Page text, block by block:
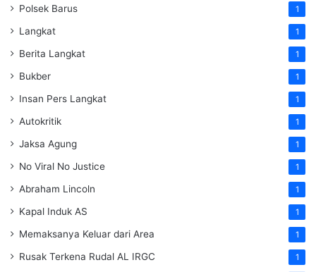
Polsek Barus 1
Langkat 1
Berita Langkat 1
Bukber 1
Insan Pers Langkat 1
Autokritik 1
Jaksa Agung 1
No Viral No Justice 1
Abraham Lincoln 1
Kapal Induk AS 1
Memaksanya Keluar dari Area 1
Rusak Terkena Rudal AL IRGC 1